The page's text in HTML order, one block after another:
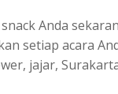
Anda
setiap acara
jajar,